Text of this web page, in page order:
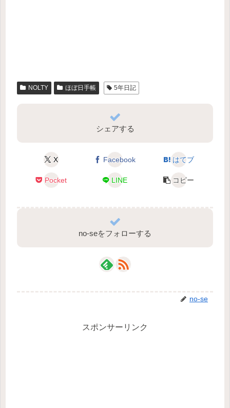
NOLTY ほぼ日手帳 5年日記
シェアする
X Facebook はてブ
Pocket LINE コピー
no-seをフォローする
no-se
スポンサーリンク